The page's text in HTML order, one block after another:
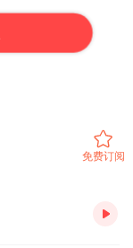
免费订阅